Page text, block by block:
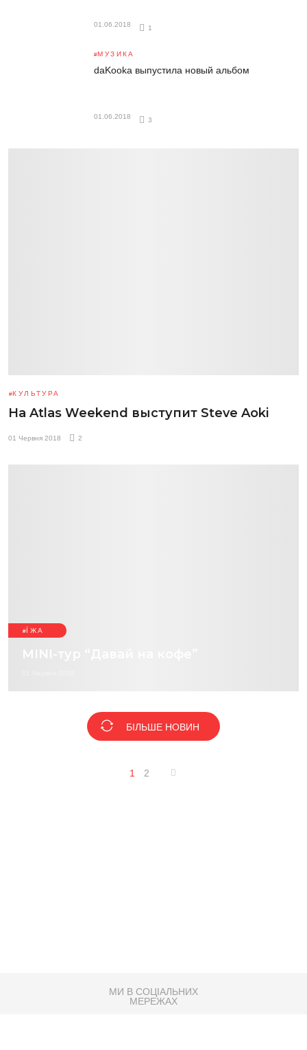
01.06.2018
1
МУЗИКА
daKooka выпустила новый альбом
01.06.2018
3
КУЛЬТУРА
На Atlas Weekend выступит Steve Aoki
01 Червня 2018 2
ЇЖА
MINI-тур “Давай на кофе”
БІЛЬШЕ НОВИН
1 2
МИ В СОЦІАЛЬНИХ
МЕРЕЖАХ